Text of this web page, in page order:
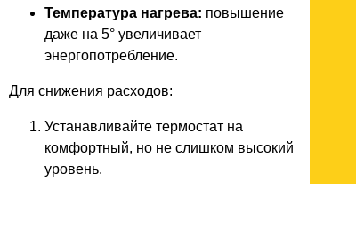
Температура нагрева: повышение
даже на 5° увеличивает
энергопотребление.
Для снижения расходов:
Устанавливайте термостат на
комфортный, но не слишком высокий
уровень.